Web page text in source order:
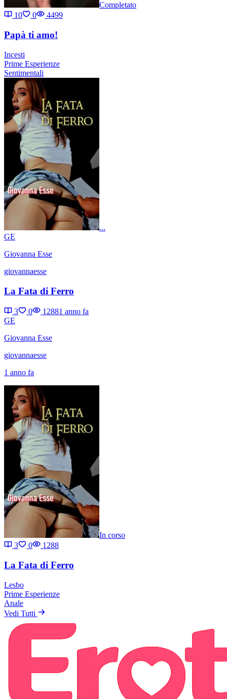
Completato
10
0 4499
Papà ti amo!
Incesti
Prime Esperienze
Sentimentali
...
GE
Giovanna Esse
giovannaesse
La Fata di Ferro
3 0 12881 anno fa
GE
Giovanna Esse
giovannaesse
1 anno fa
In corso
3
0 1288
La Fata di Ferro
Lesbo
Prime Esperienze
Anale
Vedi Tutti